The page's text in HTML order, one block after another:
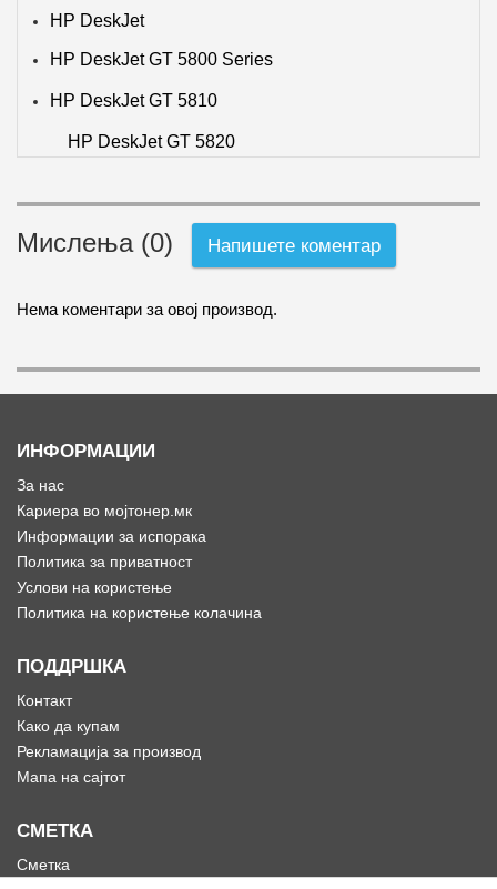
HP DeskJet
HP DeskJet GT 5800 Series
HP DeskJet GT 5810
HP DeskJet GT 5820
Мислења (0) Напишете коментар
Нема коментари за овој производ.
ИНФОРМАЦИИ
За нас
Кариера во мојтонер.мк
Информации за испорака
Политика за приватност
Услови на користење
Политика на користење колачина
ПОДДРШКА
Контакт
Како да купам
Рекламација за производ
Мапа на сајтот
СМЕТКА
Сметка